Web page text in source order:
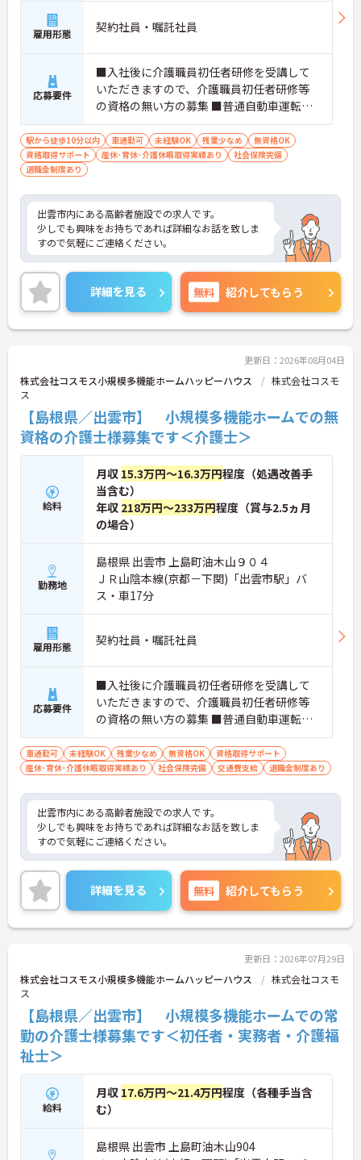
雇用形態 契約社員・嘱託社員
応募要件
■入社後に介護職員初任者研修を受講して
いただきますので、介護職員初任者研修等
の資格の無い方の募集 ■普通自動車運転免
許（AT限定可）
駅から徒歩10分以内 車通勤可 未経験OK 残業少なめ
無資格OK
資格取得サポート
産休･育休･介護休暇取得実績あり
社会保険完備
退職金制度あり
出雲市内にある高齢者施設での求人です。
少しでも興味をお持ちであれば詳細なお話を致しま
すので気軽にご連絡ください。
詳細を見る 無料 紹介してもらう
更新日：2026年08月04日
株式会社コスモス小規模多機能ホームハッピーハウス
株式会社コスモ
ス
【島根県／出雲市】 小規模多機能ホームでの無
資格の介護士様募集です＜介護士＞
給料
月収 15.3万円～16.3万円程度（処遇改善手
当含む）
年収 218万円～233万円程度（賞与2.5ヵ月
の場合）
勤務地
島根県 出雲市 上島町油木山９０４
ＪＲ山陰本線(京都－下関)「出雲市駅」バ
ス・車17分
雇用形態 契約社員・嘱託社員
応募要件
■入社後に介護職員初任者研修を受講して
いただきますので、介護職員初任者研修等
の資格の無い方の募集 ■普通自動車運転免
許（AT限定可）
車通勤可 未経験OK 残業少なめ 無資格OK
資格取得サポート
産休･育休･介護休暇取得実績あり
社会保険完備 交通費支給 退職金制度あり
出雲市内にある高齢者施設での求人です。
少しでも興味をお持ちであれば詳細なお話を致しま
すので気軽にご連絡ください。
詳細を見る 無料 紹介してもらう
更新日：2026年07月29日
株式会社コスモス小規模多機能ホームハッピーハウス
株式会社コスモ
ス
【島根県／出雲市】 小規模多機能ホームでの常
勤の介護士様募集です＜初任者・実務者・介護福
祉士＞
給料
月収 17.6万円～21.4万円程度（各種手当含
む）
島根県 出雲市 上島町油木山904